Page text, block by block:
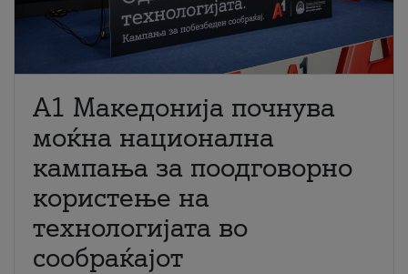
A1 Македонија почнува
моќна национална
кампања за поодговорно
користење на
технологијата во
сообраќајот